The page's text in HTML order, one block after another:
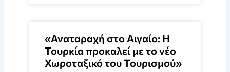
«Αναταραχή στο Αιγαίο: Η
Τουρκία προκαλεί με το νέο
Χωροταξικό του Τουρισμού»